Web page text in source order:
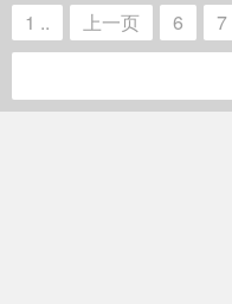
1 .. 上一页 6 7